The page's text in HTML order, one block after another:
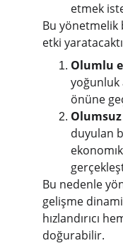
etmek
Bu
etki
Olumlu
yoğunluk
önüne
duyulan
Bu nedenle
gelişme
hızlandırıcı
doğurabilir.